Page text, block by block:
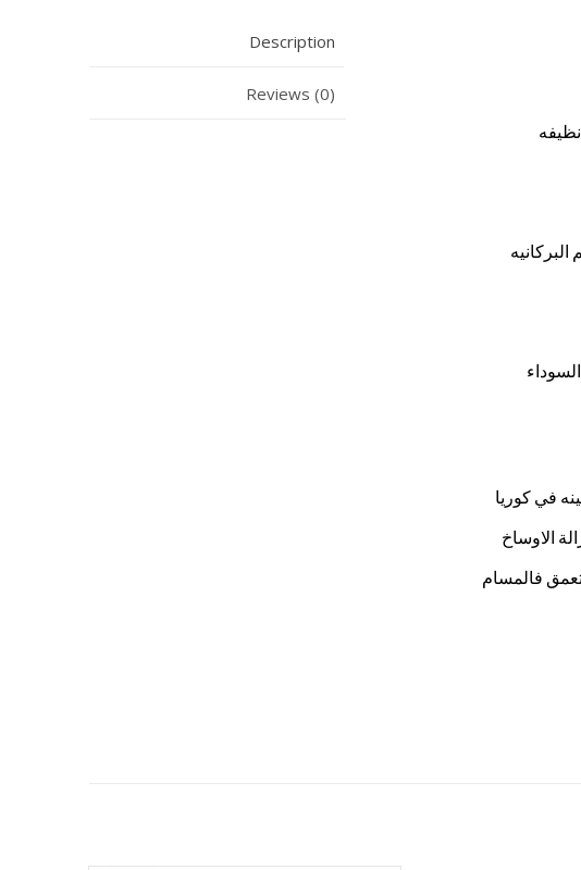
Description
Reviews (0)
في كوريا
الاوساخ
فالمسام